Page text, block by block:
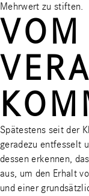
Mehrwert zu stiften.
Spätestens seit der
geradezu entfesselt
dessen erkennen,
aus, um den Erhalt
und einer